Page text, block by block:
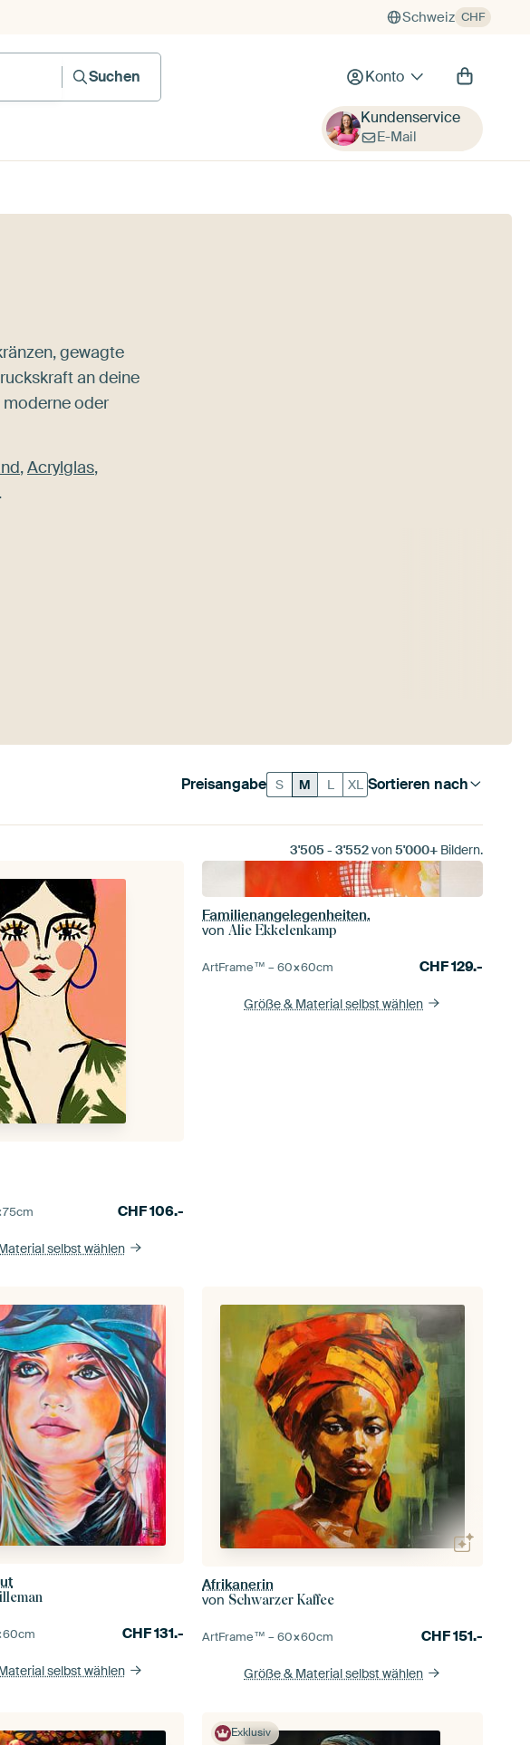
Schweiz CHF
Suchen
Konto
Kundenservice
E-Mail
gewagte
an deine
moderne oder
,Acrylglas,
Sortieren nach
Preisangabe S M L XL
3'505- 3'552von5'000+Bildern.
cm CHF106.-
selbst wählen
Familienangelegenheiten.
vonAlie Ekkelenkamp
ArtFrame™ –60×60cm CHF129.-
Größe & Material selbst wählen
cm CHF131.-
selbst wählen
Afrikanerin
von Schwarzer Kaffee
ArtFrame™ –60×60cm CHF151.-
Größe & Material selbst wählen
Exklusiv